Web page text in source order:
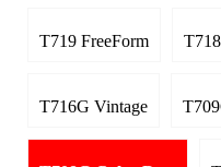
T719 FreeForm
T716G Vintage